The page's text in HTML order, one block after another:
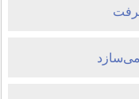
می‌سازد